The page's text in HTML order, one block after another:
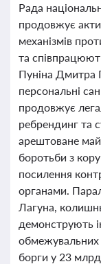
Рада
продовжує
механізмів
та
Пуніна Дмитра
персональні
продовжує
ребрендинг та
арештоване
боротьби з
посилення
органами.
Лагуна,
демонструють
обмежувальних
борги у 23